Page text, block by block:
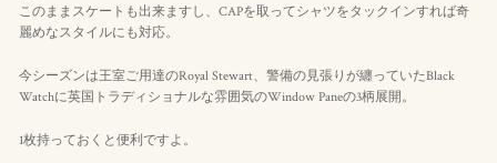
このままスケートも出来ますし、CAPを取ってシャツをタックインすれば奇
麗めなスタイルにも対応。
今シーズンは王室ご用達のRoyal Stewart、警備の見張りが纏っていたBlack
Watchに英国トラディショナルな雰囲気のWindow Paneの3柄展開。
1枚持っておくと便利ですよ。